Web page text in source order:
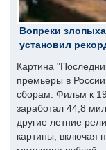
Вопреки
установил
Картина
премьеры в
сборам. Фильм к
заработал 44,8
другие летние
картины, включая